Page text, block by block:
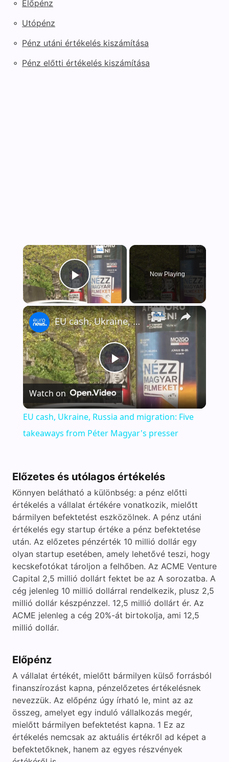
◦ Előpénz
◦ Utópénz
◦ Pénz utáni értékelés kiszámítása
◦ Pénz előtti értékelés kiszámítása
×
Play Video
Now Playing
×
P
l
a
V
i
d
e
o
EU cash, Ukraine, Russia and migration: Five takeaways from Péter Magyar's presser
Watch on
EU cash, Ukraine, Russia and migration: Five
takeaways from Péter Magyar's presser
Előzetes és utólagos értékelés
Könnyen belátható a különbség: a pénz előtti
értékelés a vállalat értékére vonatkozik, mielőtt
bármilyen befektetést eszközölnek. A pénz utáni
értékelés egy startup értéke a pénz befektetése
után. Az előzetes pénzérték 10 millió dollár egy
olyan startup esetében, amely lehetővé teszi, hogy
kecskefotókat tároljon a felhőben. Az ACME Venture
Capital 2,5 millió dollárt fektet be az A sorozatba. A
cég jelenleg 10 millió dollárral rendelkezik, plusz 2,5
millió dollár készpénzzel. 12,5 millió dollárt ér. Az
ACME jelenleg a cég 20%-át birtokolja, ami 12,5
millió dollár.
Előpénz
A vállalat értékét, mielőtt bármilyen külső forrásból
finanszírozást kapna, pénzelőzetes értékelésnek
nevezzük. Az előpénz úgy írható le, mint az az
összeg, amelyet egy induló vállalkozás megér,
mielőtt bármilyen befektetést kapna. 1 Ez az
értékelés nemcsak az aktuális értékről ad képet a
befektetőknek, hanem az egyes részvények